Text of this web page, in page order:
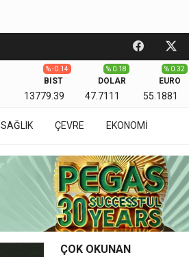
BIST
13779.39
% -0.14
DOLAR
47.7111
% 0.18
EURO
55.1881
% 0.32
SAĞLIK ÇEVRE EKONOMİ
ÇOK OKUNAN